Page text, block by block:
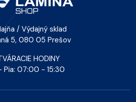
/ Výdajný sklad
5, 080 05 Prešov
HODINY
Pia: 07:00 - 15:30